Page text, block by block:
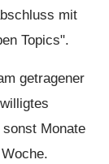
mit
Topics".
getragener
Monate